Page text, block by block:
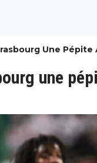
Une Pépite
une